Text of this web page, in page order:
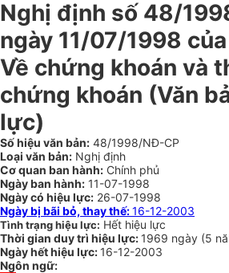
Nghị định số 48/
ngày 11/07/1998
Về chứng khoán và
chứng khoán (Văn
lực)
Số hiệu văn bản: 48/1998/NĐ-CP
Loại văn bản: Nghị định
Cơ quan ban hành: Chính phủ
Ngày ban hành: 11-07-1998
Ngày có hiệu lực: 26-07-1998
Ngày bị bãi bỏ, thay thế:16-12-2003
Tình trạng hiệu lực: Hết hiệu lực
Thời gian duy trì hiệu lực: 1969 ngày (5
Ngày hết hiệu lực: 16-12-2003
Ngôn ngữ: